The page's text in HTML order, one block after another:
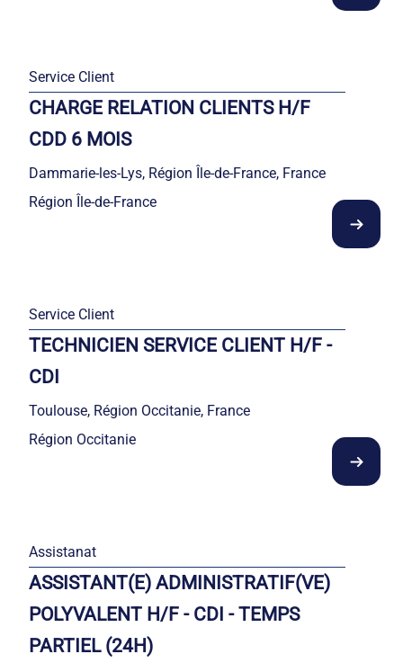
Service Client
CHARGE RELATION CLIENTS H/F
CDD 6 MOIS
Dammarie-les-Lys, Région Île-de-France, France
Région Île-de-France
Service Client
TECHNICIEN SERVICE CLIENT H/F -
CDI
Toulouse, Région Occitanie, France
Région Occitanie
Assistanat
ASSISTANT(E) ADMINISTRATIF(VE)
POLYVALENT H/F - CDI - TEMPS
PARTIEL (24H)